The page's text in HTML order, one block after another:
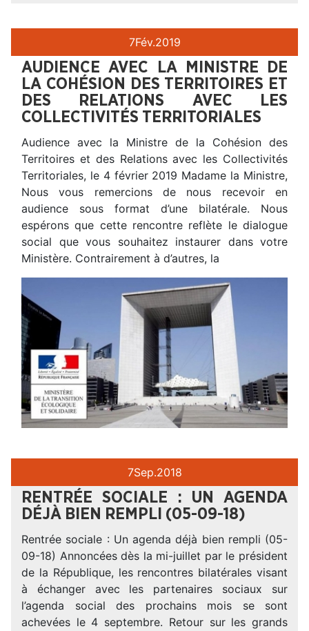
7Fév.2019
AUDIENCE AVEC LA MINISTRE DE
LA COHÉSION DES TERRITOIRES ET
DES RELATIONS AVEC LES
COLLECTIVITÉS TERRITORIALES
Audience avec la Ministre de la Cohésion des
Territoires et des Relations avec les Collectivités
Territoriales, le 4 février 2019 Madame la Ministre,
Nous vous remercions de nous recevoir en
audience sous format d’une bilatérale. Nous
espérons que cette rencontre reflète le dialogue
social que vous souhaitez instaurer dans votre
Ministère. Contrairement à d’autres, la
7Sep.2018
RENTRÉE SOCIALE : UN AGENDA
DÉJÀ BIEN REMPLI (05-09-18)
Rentrée sociale : Un agenda déjà bien rempli (05-
09-18) Annoncées dès la mi-juillet par le président
de la République, les rencontres bilatérales visant
à échanger avec les partenaires sociaux sur
l’agenda social des prochains mois se sont
achevées le 4 septembre. Retour sur les grands